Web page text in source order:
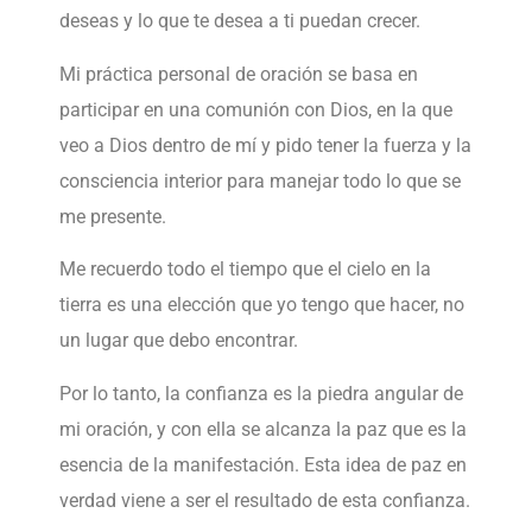
deseas y lo que te desea a ti puedan crecer.
Mi práctica personal de oración se basa en
participar en una comunión con Dios, en la que
veo a Dios dentro de mí y pido tener la fuerza y la
consciencia interior para manejar todo lo que se
me presente.
Me recuerdo todo el tiempo que el cielo en la
tierra es una elección que yo tengo que hacer, no
un lugar que debo encontrar.
Por lo tanto, la confianza es la piedra angular de
mi oración, y con ella se alcanza la paz que es la
esencia de la manifestación. Esta idea de paz en
verdad viene a ser el resultado de esta confianza.